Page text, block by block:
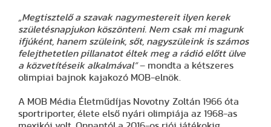
„Megtisztelő a szavak nagymestereit ilyen kerek
születésnapjukon köszönteni. Nem csak mi magunk
ifjúként, hanem szüleink, sőt, nagyszüleink is számos
felejthetetlen pillanatot éltek meg a rádió előtt ülve
a közvetítéseik alkalmával”– mondta a kétszeres
olimpiai bajnok kajakozó MOB-elnök.
A MOB Média Életműdíjas Novotny Zoltán 1966 óta
sportriporter, élete első nyári olimpiája az 1968-as